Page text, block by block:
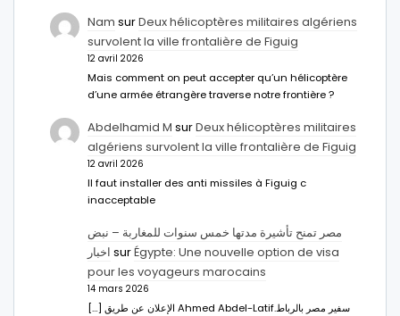
Nam surDeux hélicoptères militaires algériens
survolent la ville frontalière de Figuig
12 avril 2026
Mais comment on peut accepter qu’un hélicoptère
d’une armée étrangère traverse notre frontière ?
Abdelhamid M surDeux hélicoptères militaires
algériens survolent la ville frontalière de Figuig
12 avril 2026
Il faut installer des anti missiles à Figuig c
inacceptable
مصر تمنح تأشيرة مدتها خمس سنوات للمغاربة – نبض
اخبار surÉgypte: Une nouvelle option de visa
pour les voyageurs marocains
14 mars 2026
[…] الإعلان عن طريق Ahmed Abdel-Latifسفير مصر بالرباط.